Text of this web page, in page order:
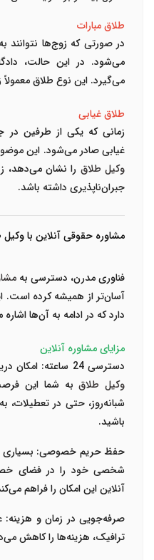
طلاق مبارات
در صورتی که زوج‌ها نتوانند
می‌شود. در این حالت،
می‌گیرد. این نوع طلاق معمولاً
طلاق غیابی
زمانی که یکی از طرفین در
غیابی صادر می‌شود. این
وکیل طلاق را نشان می‌دهد،
جبران‌ناپذیری داشته باشد.
مشاوره حقوقی آنلاین با
فناوری مدرن، دسترسی به
آسان‌تر از همیشه کرده است.
دارد که در ادامه به آن‌ها
مزایای مشاوره آنلاین
دسترسی 24 ساعته:
امکان
وکیل طلاقبه شما این
شبانه‌روز، حتی در
باشید.
حفظ حریم خصوصی:
شخصی خود را در فضای
آنلاین این امکان را فراهم
صرفه‌جویی در زمان و هزینه:
ترافیک، هزینه‌ها را کاهش